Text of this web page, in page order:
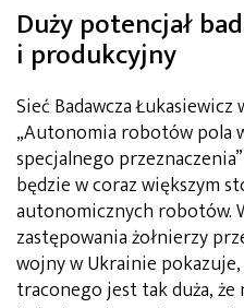
Duży potencjał
i produkcyjny
Sieć Badawcza
„Autonomia robotów pola
specjalnego
będzie w coraz większym
autonomicznych robotów.
zastępowania żołnierzy
wojny w Ukrainie
traconego jest tak duża, że